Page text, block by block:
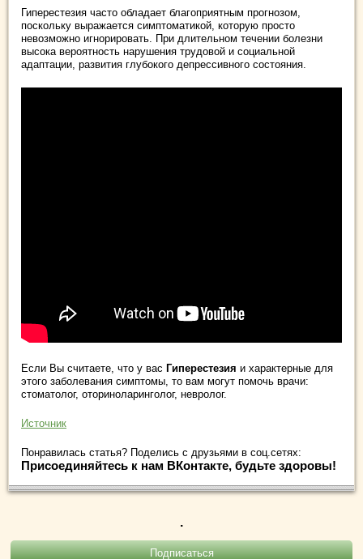
Гиперестезия часто обладает благоприятным прогнозом,
поскольку выражается симптоматикой, которую просто
невозможно игнорировать. При длительном течении болезни
высока вероятность нарушения трудовой и социальной
адаптации, развития глубокого депрессивного состояния.
Если Вы считаете, что у вас Гиперестезия и характерные для
этого заболевания симптомы, то вам могут помочь врачи:
стоматолог, оториноларинголог, невролог.
Источник
Понравилась статья? Поделись с друзьями в соц.сетях:
Присоединяйтесь к нам ВКонтакте, будьте здоровы!
.